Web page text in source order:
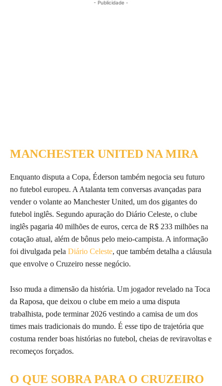
- Publicidade -
MANCHESTER UNITED NA MIRA
Enquanto disputa a Copa, Éderson também negocia seu futuro
no futebol europeu. A Atalanta tem conversas avançadas para
vender o volante ao Manchester United, um dos gigantes do
futebol inglês. Segundo apuração do Diário Celeste, o clube
inglês pagaria 40 milhões de euros, cerca de R$ 233 milhões na
cotação atual, além de bônus pelo meio-campista. A informação
foi divulgada pela Diário Celeste, que também detalha a cláusula
que envolve o Cruzeiro nesse negócio.
Isso muda a dimensão da história. Um jogador revelado na Toca
da Raposa, que deixou o clube em meio a uma disputa
trabalhista, pode terminar 2026 vestindo a camisa de um dos
times mais tradicionais do mundo. É esse tipo de trajetória que
costuma render boas histórias no futebol, cheias de reviravoltas e
recomeços forçados.
O QUE SOBRA PARA O CRUZEIRO